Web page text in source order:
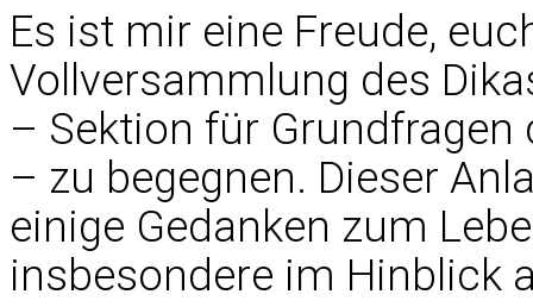
Es ist mir eine Freude,
Vollversammlung des
– Sektion für Grundfragen
– zu begegnen. Dieser
einige Gedanken zum
insbesondere im Hinblick